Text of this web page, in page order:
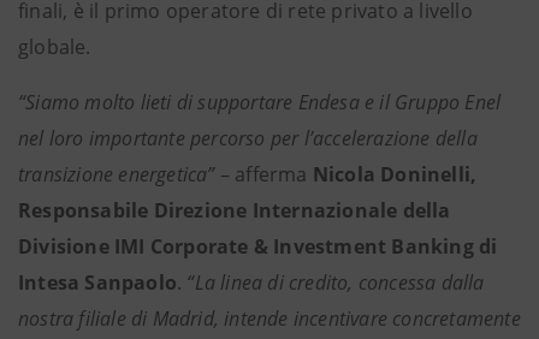
finali, è il primo operatore di rete privato a livello
globale.
“Siamo molto lieti di supportare Endesa e il Gruppo Enel
nel loro importante percorso per l’accelerazione della
transizione energetica”– afferma Nicola Doninelli,
Responsabile Direzione Internazionale della
Divisione IMI Corporate & Investment Banking di
Intesa Sanpaolo. “La linea di credito, concessa dalla
nostra filiale di Madrid, intende incentivare concretamente